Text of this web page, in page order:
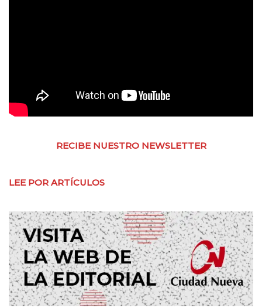
RECIBE NUESTRO NEWSLETTER
LEE POR ARTÍCULOS